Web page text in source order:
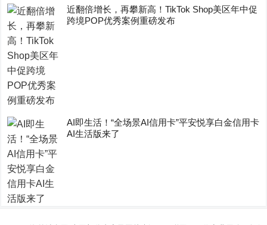
近翻倍增长，再攀新高！TikTok Shop美区年中促
跨境POP优秀案例重磅发布
AI即生活！“全场景AI信用卡”平安悦享白金信用卡
AI生活版来了